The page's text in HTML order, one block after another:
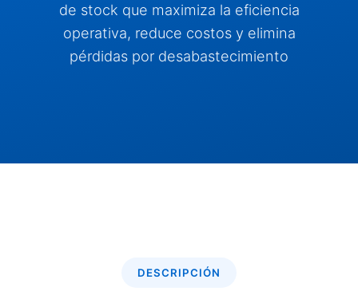
de stock que maximiza la eficiencia
operativa, reduce costos y elimina
pérdidas por desabastecimiento
DESCRIPCIÓN